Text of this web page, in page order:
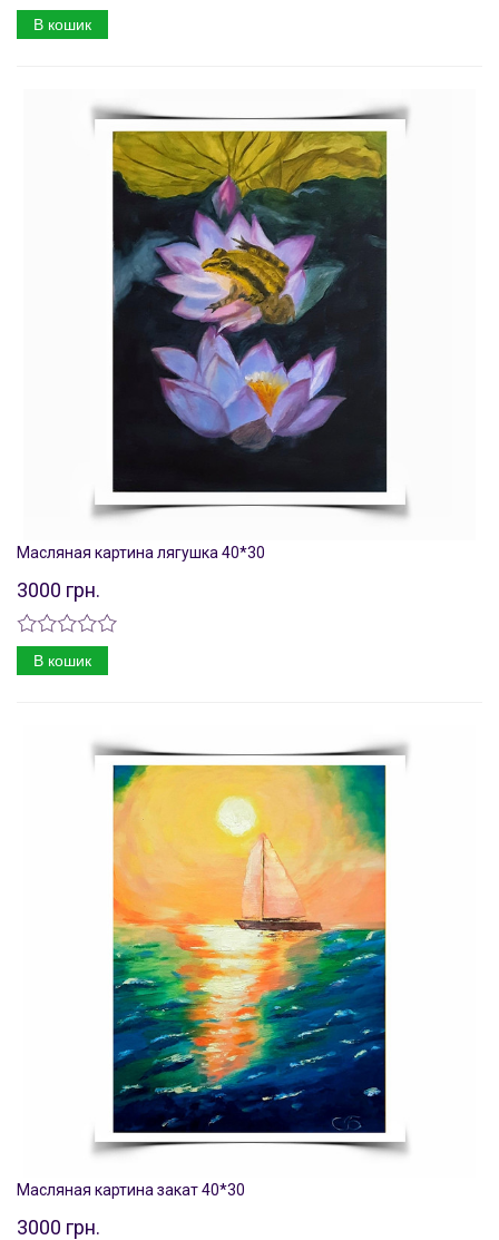
В кошик
Масляная картина лягушка 40*30
3000 грн.
В кошик
Масляная картина закат 40*30
3000 грн.